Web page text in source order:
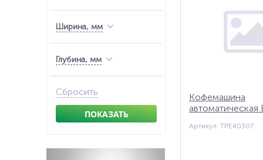
Ширина, мм
Глубина, мм
Сбросить
ПОКАЗАТЬ
Кофемашина
автоматическая
Артикул: TPE40307